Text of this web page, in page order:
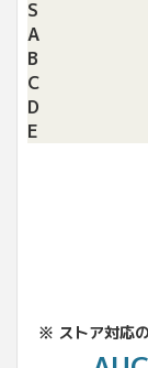
S
A
B
C
D
E
※ ストア対応